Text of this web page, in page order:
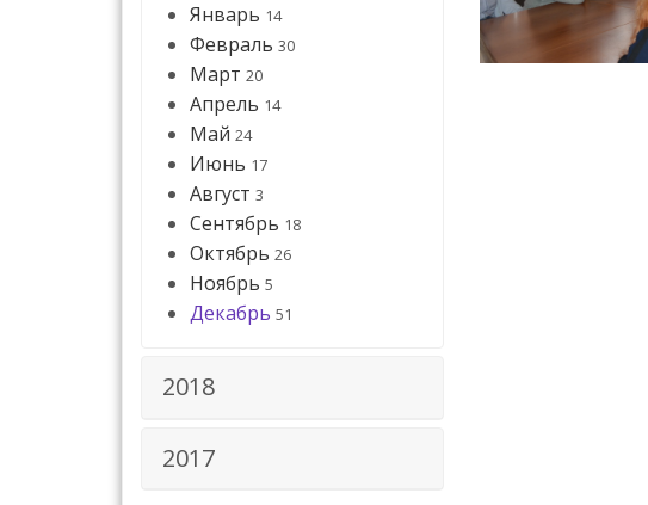
Январь 14
Февраль 30
Март 20
Апрель 14
Май 24
Июнь 17
Август 3
Сентябрь 18
Октябрь 26
Ноябрь 5
Декабрь 51
2018
2017